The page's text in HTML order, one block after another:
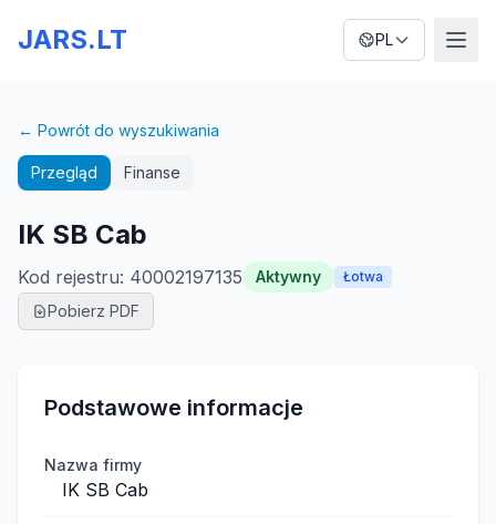
JARS.LT PL
← Powrót do wyszukiwania
Przegląd Finanse
IK SB Cab
Kod rejestru: 40002197135 Aktywny Łotwa
Pobierz PDF
Podstawowe informacje
Nazwa firmy
IK SB Cab